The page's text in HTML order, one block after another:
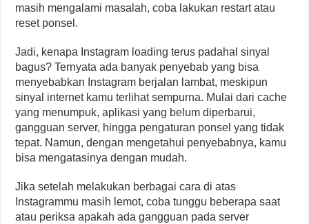
masih mengalami masalah, coba lakukan restart atau
reset ponsel.
Jadi, kenapa Instagram loading terus padahal sinyal
bagus? Ternyata ada banyak penyebab yang bisa
menyebabkan Instagram berjalan lambat, meskipun
sinyal internet kamu terlihat sempurna. Mulai dari cache
yang menumpuk, aplikasi yang belum diperbarui,
gangguan server, hingga pengaturan ponsel yang tidak
tepat. Namun, dengan mengetahui penyebabnya, kamu
bisa mengatasinya dengan mudah.
Jika setelah melakukan berbagai cara di atas
Instagrammu masih lemot, coba tunggu beberapa saat
atau periksa apakah ada gangguan pada server